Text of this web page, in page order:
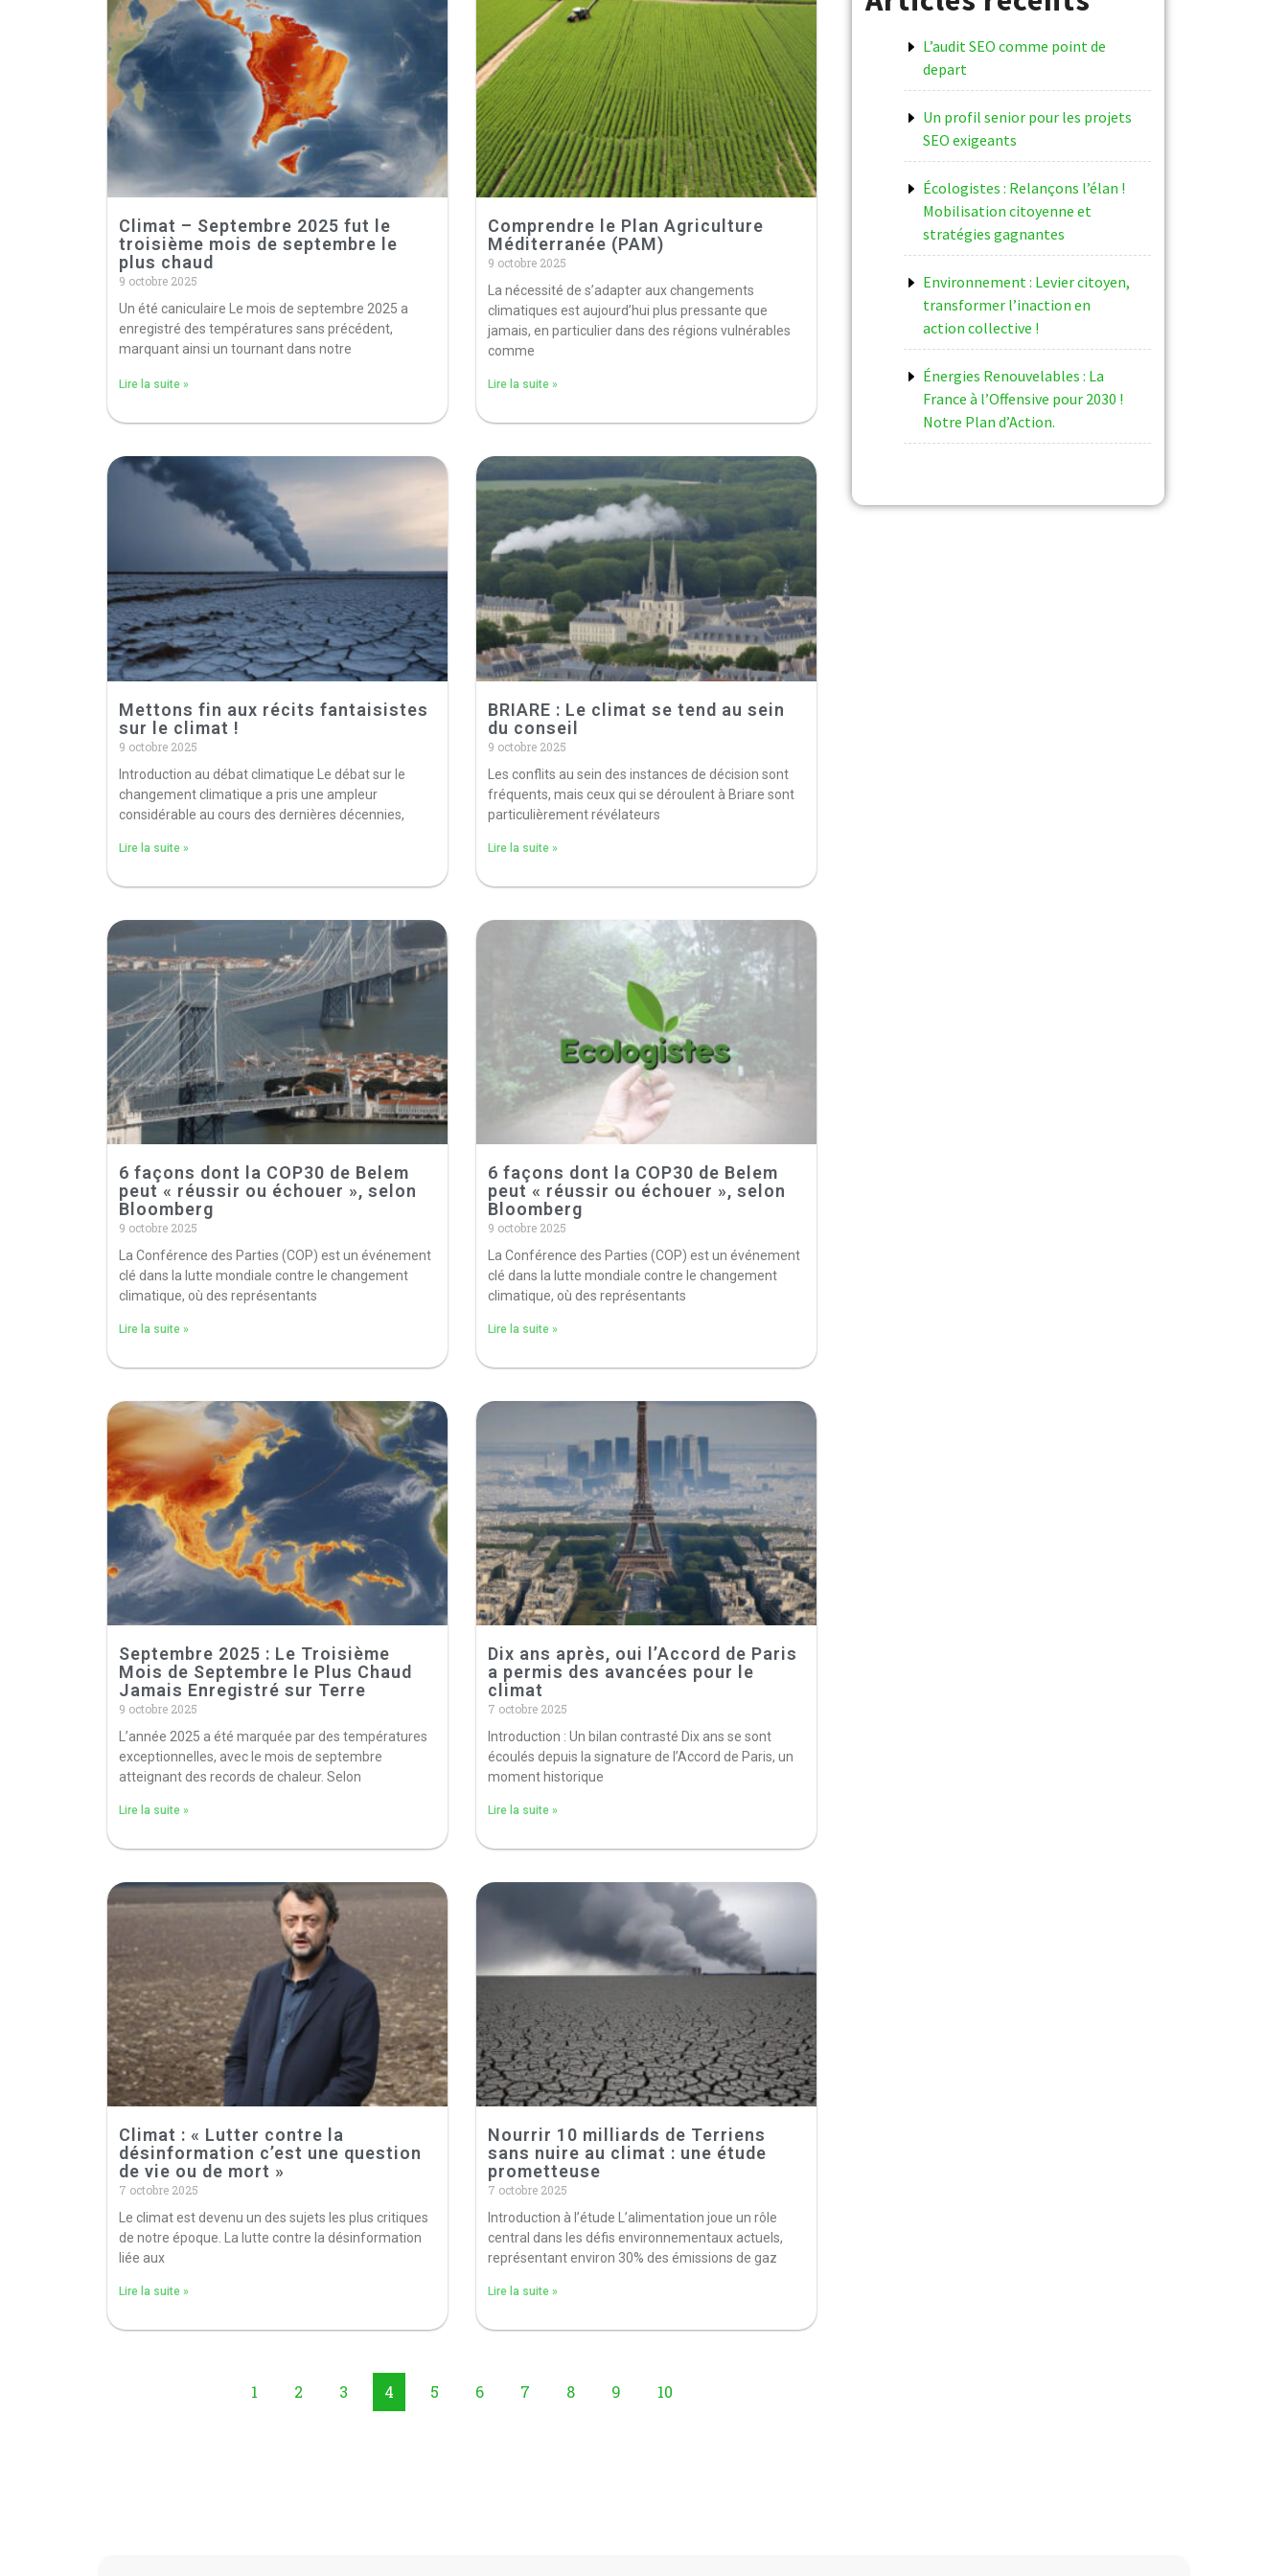
Climat – Septembre 2025 fut le
troisième mois de septembre le
plus chaud
9 octobre 2025
Un été caniculaire Le mois de septembre 2025 a
enregistré des températures sans précédent,
marquant ainsi un tournant dans notre
Lire la suite »
Comprendre le Plan Agriculture
Méditerranée (PAM)
9 octobre 2025
La nécessité de s’adapter aux changements
climatiques est aujourd’hui plus pressante que
jamais, en particulier dans des régions vulnérables
comme
Lire la suite »
Mettons fin aux récits fantaisistes
sur le climat !
9 octobre 2025
Introduction au débat climatique Le débat sur le
changement climatique a pris une ampleur
considérable au cours des dernières décennies,
Lire la suite »
BRIARE : Le climat se tend au sein
du conseil
9 octobre 2025
Les conflits au sein des instances de décision sont
fréquents, mais ceux qui se déroulent à Briare sont
particulièrement révélateurs
Lire la suite »
6 façons dont la COP30 de Belem
peut « réussir ou échouer », selon
Bloomberg
9 octobre 2025
La Conférence des Parties (COP) est un événement
clé dans la lutte mondiale contre le changement
climatique, où des représentants
Lire la suite »
6 façons dont la COP30 de Belem
peut « réussir ou échouer », selon
Bloomberg
9 octobre 2025
La Conférence des Parties (COP) est un événement
clé dans la lutte mondiale contre le changement
climatique, où des représentants
Lire la suite »
Septembre 2025 : Le Troisième
Mois de Septembre le Plus Chaud
Jamais Enregistré sur Terre
9 octobre 2025
L’année 2025 a été marquée par des températures
exceptionnelles, avec le mois de septembre
atteignant des records de chaleur. Selon
Lire la suite »
Dix ans après, oui l’Accord de Paris
a permis des avancées pour le
climat
7 octobre 2025
Introduction : Un bilan contrasté Dix ans se sont
écoulés depuis la signature de l’Accord de Paris, un
moment historique
Lire la suite »
Climat : « Lutter contre la
désinformation c’est une question
de vie ou de mort »
7 octobre 2025
Le climat est devenu un des sujets les plus critiques
de notre époque. La lutte contre la désinformation
liée aux
Lire la suite »
Nourrir 10 milliards de Terriens
sans nuire au climat : une étude
prometteuse
7 octobre 2025
Introduction à l’étude L’alimentation joue un rôle
central dans les défis environnementaux actuels,
représentant environ 30% des émissions de gaz
Lire la suite »
1 2 3 4 5 6 7 8 9 10
L’audit SEO comme point de
depart
Un profil senior pour les projets
SEO exigeants
Écologistes : Relançons l’élan !
Mobilisation citoyenne et
stratégies gagnantes
Environnement : Levier citoyen,
transformer l’inaction en
action collective !
Énergies Renouvelables : La
France à l’Offensive pour 2030 !
Notre Plan d’Action.